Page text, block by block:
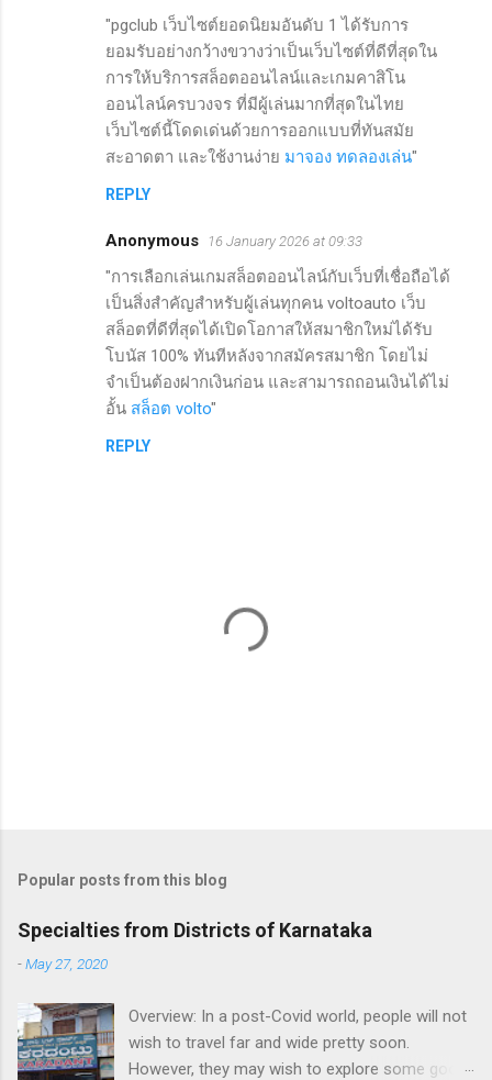
"pgclub เว็บไซต์ยอดนิยมอันดับ 1 ได้รับการ
ยอมรับอย่างกว้างขวางว่าเป็นเว็บไซต์ที่ดีที่สุดใน
การให้บริการสล็อตออนไลน์และเกมคาสิโน
ออนไลน์ครบวงจร ที่มีผู้เล่นมากที่สุดในไทย
เว็บไซต์นี้โดดเด่นด้วยการออกแบบที่ทันสมัย
สะอาดตา และใช้งานง่าย มาจอง ทดลองเล่น"
REPLY
Anonymous 16 January 2026 at 09:33
"การเลือกเล่นเกมสล็อตออนไลน์กับเว็บที่เชื่อถือได้
เป็นสิ่งสำคัญสำหรับผู้เล่นทุกคน voltoauto เว็บ
สล็อตที่ดีที่สุดได้เปิดโอกาสให้สมาชิกใหม่ได้รับ
โบนัส 100% ทันทีหลังจากสมัครสมาชิก โดยไม่
จำเป็นต้องฝากเงินก่อน และสามารถถอนเงินได้ไม่
อั้น สล็อต volto"
REPLY
t
o
m
e
n
t
Popular posts from this blog
Specialties from Districts of Karnataka
-May 27, 2020
Overview: In a post-Covid world, people will not
wish to travel far and wide pretty soon.
However, they may wish to explore some good